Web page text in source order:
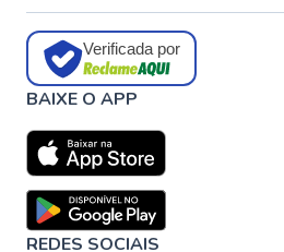
Verificada por
BAIXE O APP
REDES SOCIAIS